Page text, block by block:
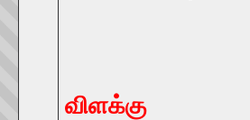
விளக்கு